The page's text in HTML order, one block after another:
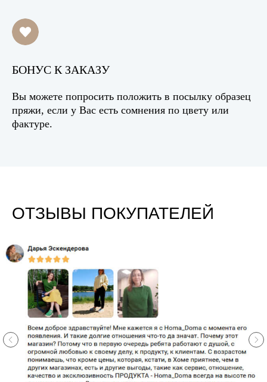
БОНУС К ЗАКАЗУ
Вы можете попросить положить в посылку образец
пряжи, если у Вас есть сомнения по цвету или
фактуре.
ОТЗЫВЫ ПОКУПАТЕЛЕЙ